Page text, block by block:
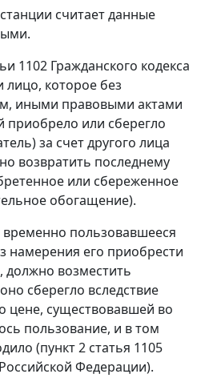
считает данные
1102 Гражданского кодекса
которое без
иными правовыми актами
приобрело или сберегло
за счет другого лица
возвратить последнему
или сбереженное
обогащение).
пользовавшееся
его приобрести
должно возместить
сберегло вследствие
цене, существовавшей во
пользование, и в том
(пункт 2 статья 1105
Федерации).